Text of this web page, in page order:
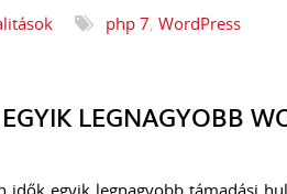
php 7,WordPress
LEGNAGYOBB
egyik legnagyobb támadási